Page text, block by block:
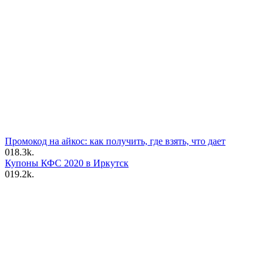
Промокод на айкос: как получить, где взять, что дает
018.3k.
Купоны КФС 2020 в Иркутск
019.2k.